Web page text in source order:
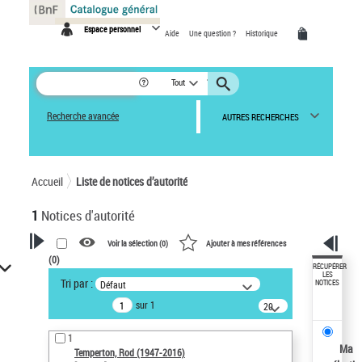
Espace personnel Aide Une question ? Historique
Tout
Recherche avancée AUTRES RECHERCHES
Accueil Liste de notices d’autorité
1 Notices d'autorité
VOTRE RECHERCHE
Recherche avancée dans les
notices d’autorité
Œuvres liées à l'auteur :
Temperton, Rod (1947-2016)
Voir la sélection (0) Ajouter à mes références
(0)
Tri par : Défaut
sur 1
20
résultats/page
1
Temperton, Rod (1947-2016)
RÉCUPÉRER
LES
NOTICES
Ma
Panneau de gestion des cookies